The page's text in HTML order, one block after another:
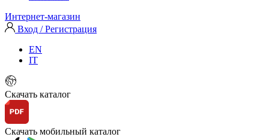
Интернет-магазин
Вход / Регистрация
EN
IT
Скачать каталог
Скачать мобильный каталог